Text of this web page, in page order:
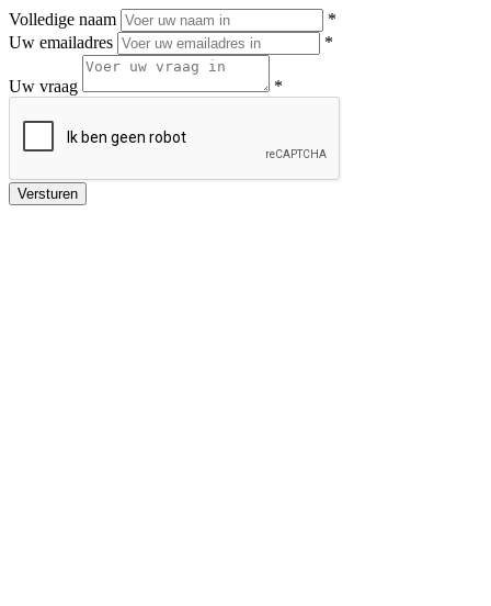
Volledige naam
*
Uw emailadres
*
Uw vraag *